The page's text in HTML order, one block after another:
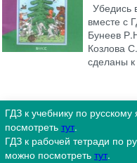
Убедись
вместе с
Бунеев
Козлова
сделаны
ГДЗ к учебнику по
посмотреть тут.
ГДЗ к рабочей тетради по
можно посмотреть тут.